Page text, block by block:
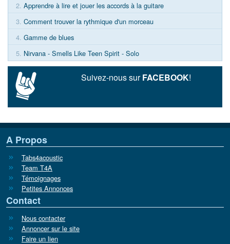
2. Apprendre à lire et jouer les accords à la guitare
3. Comment trouver la rythmique d'un morceau
4. Gamme de blues
5. Nirvana - Smells Like Teen Spirit - Solo
Suivez-nous surFACEBOOK!
A Propos
Tabs4acoustic
Team T4A
Témoignages
Petites Annonces
Contact
Nous contacter
Annoncer sur le site
Faire un lien